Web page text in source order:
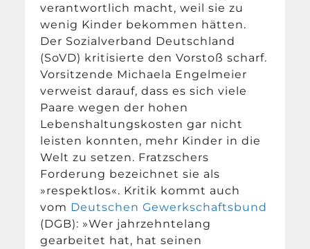
verantwortlich macht, weil sie zu
wenig Kinder bekommen hätten.
Der Sozialverband Deutschland
(SoVD) kritisierte den Vorstoß scharf.
Vorsitzende Michaela Engel­meier
verweist darauf, dass es sich viele
Paare wegen der hohen
Lebenshaltungskosten gar nicht
leisten konnten, mehr Kinder in die
Welt zu setzen. Fratzschers
Forderung bezeichnet sie als
»respektlos«. Kritik kommt auch
vom Deutschen Gewerkschaftsbund
(DGB): »Wer jahrzehntelang
gearbeitet hat, hat seinen